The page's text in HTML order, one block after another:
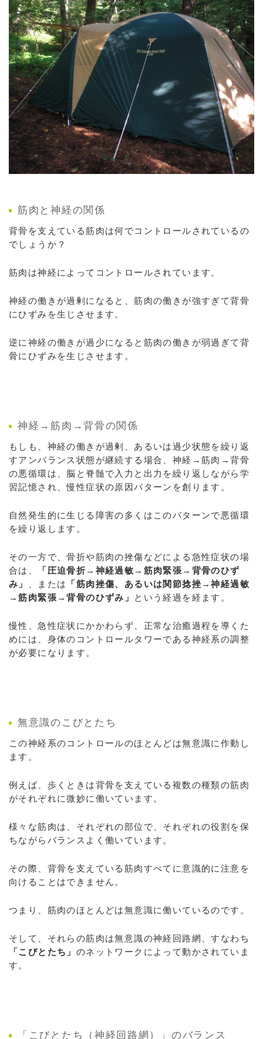
筋肉と神経の関係
背骨を支えている筋肉は何でコントロールされているの
でしょうか？
筋肉は神経によってコントロールされています。
神経の働きが過剰になると、筋肉の働きが強すぎて背骨
にひずみを生じさせます。
逆に神経の働きが過少になると筋肉の働きが弱過ぎて背
骨にひずみを生じさせます。
神経→筋肉→背骨の関係
もしも、神経の働きが過剰、あるいは過少状態を繰り返
すアンバランス状態が継続する場合、神経→筋肉→背骨
の悪循環は、脳と脊髄で入力と出力を繰り返しながら学
習記憶され、慢性症状の原因パターンを創ります。
自然発生的に生じる障害の多くはこのパターンで悪循環
を繰り返します。
その一方で、骨折や筋肉の挫傷などによる急性症状の場
合は、
「圧迫骨折→神経過敏→筋肉緊張→背骨のひず
み」
、または
「筋肉挫傷、あるいは関節捻挫→神経過敏
→筋肉緊張→背骨のひずみ」
という経過を経ます。
慢性、急性症状にかかわらず、正常な治癒過程を導くた
めには、身体のコントロールタワーである神経系の調整
が必要になります。
無意識のこびとたち
この神経系のコントロールのほとんどは無意識に作動し
ます。
例えば、歩くときは背骨を支えている複数の種類の筋肉
がそれぞれに微妙に働いています。
様々な筋肉は、それぞれの部位で、それぞれの役割を保
ちながらバランスよく働いています。
その際、背骨を支えている筋肉すべてに意識的に注意を
向けることはできません。
つまり、筋肉のほとんどは無意識に働いているのです。
そして、それらの筋肉は無意識の神経回路網、すなわち
「こびとたち」 のネットワークによって動かされていま
す。
「こびとたち（神経回路網）」のバランス